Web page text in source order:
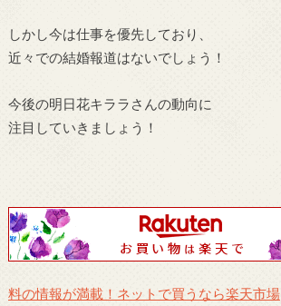
しかし今は仕事を優先しており、
近々での結婚報道はないでしょう！
今後の明日花キララさんの動向に
注目していきましょう！
料の情報が満載！ネットで買うなら楽天市場